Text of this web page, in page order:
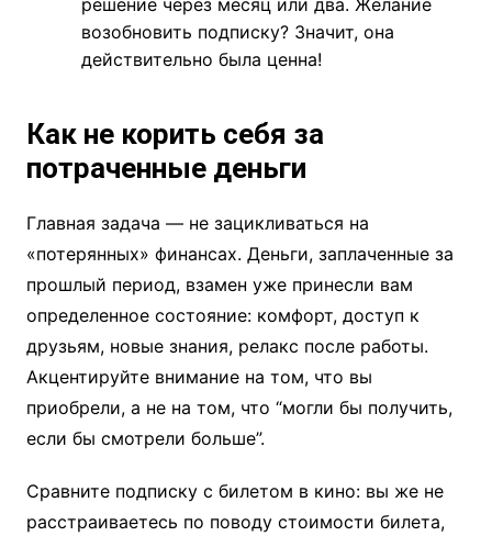
решение через месяц или два. Желание
возобновить подписку? Значит, она
действительно была ценна!
Как не корить себя за
потраченные деньги
Главная задача — не зацикливаться на
«потерянных» финансах. Деньги, заплаченные за
прошлый период, взамен уже принесли вам
определенное состояние: комфорт, доступ к
друзьям, новые знания, релакс после работы.
Акцентируйте внимание на том, что вы
приобрели, а не на том, что “могли бы получить,
если бы смотрели больше”.
Сравните подписку с билетом в кино: вы же не
расстраиваетесь по поводу стоимости билета,